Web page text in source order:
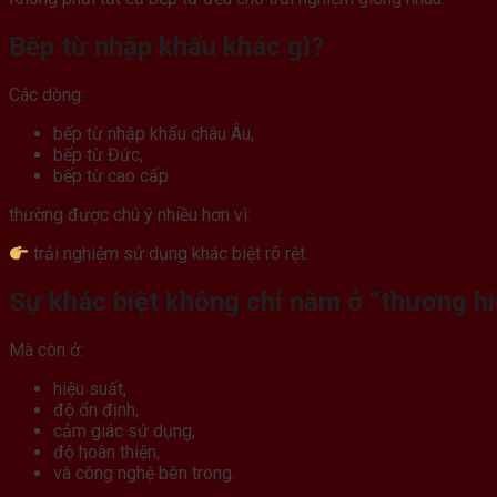
Bếp từ nhập khẩu khác gì?
Các dòng:
bếp từ nhập khẩu châu Âu,
bếp từ Đức,
bếp từ cao cấp
thường được chú ý nhiều hơn vì:
trải nghiệm sử dụng khác biệt rõ rệt.
Sự khác biệt không chỉ nằm ở “thương
Mà còn ở:
hiệu suất,
độ ổn định,
cảm giác sử dụng,
độ hoàn thiện,
và công nghệ bên trong.